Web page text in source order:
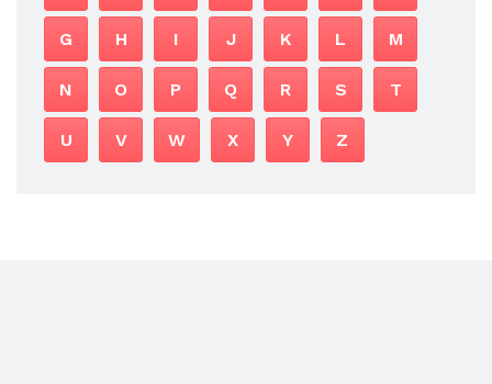
G H I J K L M
N O P Q R S T
U V W X Y Z